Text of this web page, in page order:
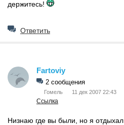
держитесь!
Ответить
Fartoviy
2 сообщения
Гомель 11 дек 2007 22:43
Ссылка
Низнаю где вы были, но я отдыхал